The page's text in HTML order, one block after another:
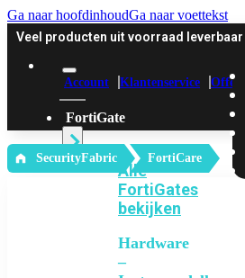
Ga naar hoofdinhoudGa naar voettekst
Veel producten uit voorraad leverbaar
Account Klantenservice Offerte
FortiGate
Alle
FortiGates
bekijken
Hardware
–
‎ SecurityFabric FortiCare